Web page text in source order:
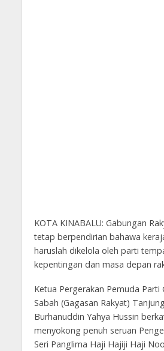
KOTA KINABALU: Gabungan
tetap berpendirian bahawa
haruslah dikelola oleh parti
kepentingan dan masa depan
Ketua Pergerakan Pemuda Parti
Sabah (Gagasan Rakyat)
Burhanuddin Yahya Hussin
menyokong penuh seruan
Seri Panglima Haji Hajiji Haji